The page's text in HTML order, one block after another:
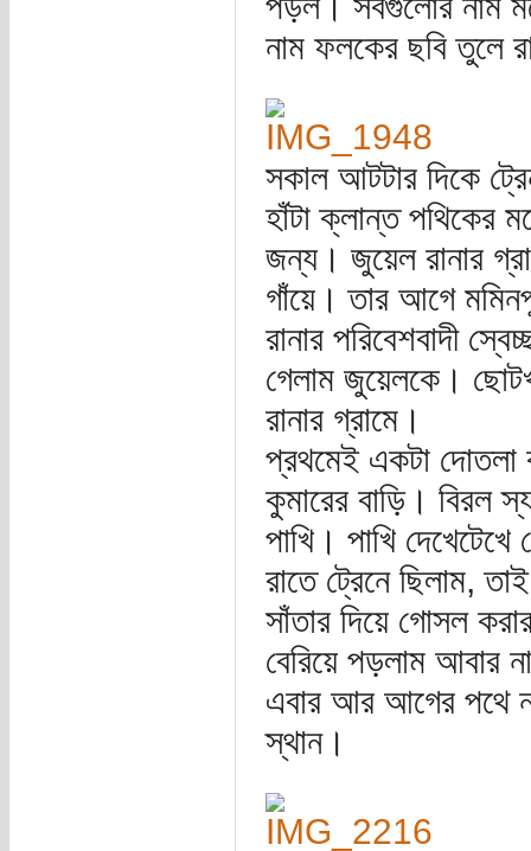
নাম ফলকের ছবি তুলে
সকাল আটটার দিকে
হাঁটা ক্লান্ত পথিকের
জন্য। জুয়েল রানার
গাঁয়ে। তার আগে
রানার পরিবেশবাদী
গেলাম জুয়েলকে।
রানার গ্রামে।
প্রথমেই একটা দোতলা
কুমারের বাড়ি। বিরল
পাখি। পাখি
রাতে ট্রেনে ছিলাম,
সাঁতার দিয়ে গোসল
বেরিয়ে পড়লাম আবার
এবার আর আগের পথে
স্থান।